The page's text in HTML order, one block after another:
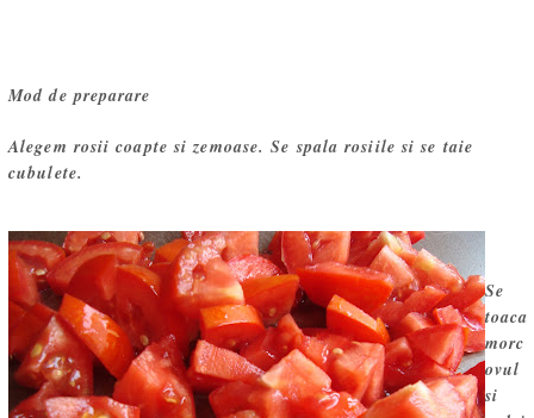
Mod de preparare
Alegem rosii coapte si zemoase. Se spala rosiile si se taie
cubulete.
Se
toaca
morc
ovul
si